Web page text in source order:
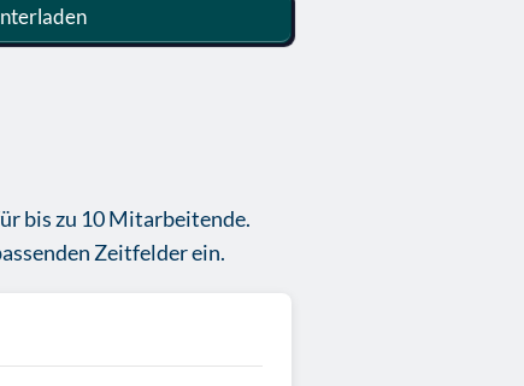
bis zu 10 Mitarbeitende.
Zeitfelder ein.